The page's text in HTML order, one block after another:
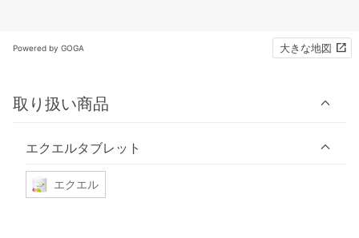
Powered by GOGA 大きな地図
取り扱い商品
エクエルタブレット
エクエル